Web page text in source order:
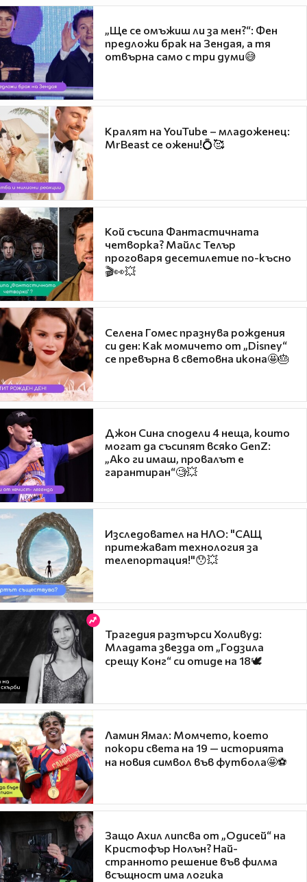
„Ще се омъжиш ли за мен?“: Фен
предложи брак на Зендая, а тя
отвърна само с три думи😅
Кралят на YouTube – младоженец:
MrBeast се ожени!💍🥰
Кой съсипа Фантастичната
четворка? Майлс Телър
проговаря десетилетие по-късно
🎬👀💥
Селена Гомес празнува рождения
си ден: Как момичето от „Disney“
се превърна в световна икона🤩🎂
Джон Сина сподели 4 неща, които
могат да съсипят всяко GenZ:
„Ако ги имаш, провалът е
гарантиран“🧐💥
Изследовател на НЛО: "САЩ
притежават технология за
телепортация!"😯💥
Трагедия разтърси Холивуд:
Младата звезда от „Годзила
срещу Конг“ си отиде на 18🕊️
Ламин Ямал: Момчето, което
покори света на 19 — историята
на новия символ във футбола🤩⚽
Защо Ахил липсва от „Одисей“ на
Кристофър Нолън? Най-
странното решение във филма
всъщност има логика